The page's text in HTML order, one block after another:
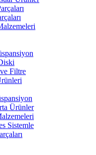
Filtre
Ürünler
Sistemle